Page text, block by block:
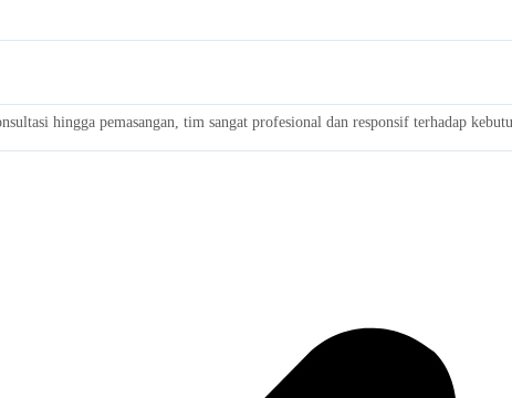
hingga pemasangan, tim sangat profesional dan responsif terhadap